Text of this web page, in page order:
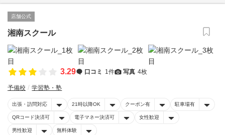
店舗公式
湘南スクール
3.29 口コミ 1件 写真 4枚
予備校 学習塾・塾
出張・訪問対応 21時以降OK クーポン有 駐車場有
QRコード決済可 電子マネー決済可 女性歓迎
男性歓迎 無料体験